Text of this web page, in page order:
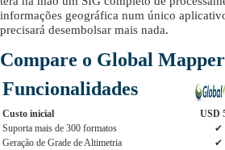
informações geográfica num único
precisará desembolsar mais nada.
Compare o Global
Funcionalidades
Custo inicial USD
Suporta mais de 300 formatos
✔
Geração de Grade de Altimetria
✔